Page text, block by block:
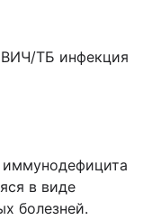
ВИЧ/ТБ инфекция
иммунодефицита
в виде
болезней.